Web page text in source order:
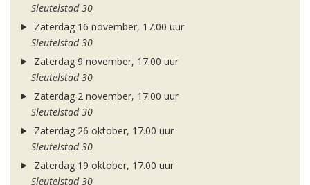
Sleutelstad 30
Zaterdag 16 november, 17.00 uur
Sleutelstad 30
Zaterdag 9 november, 17.00 uur
Sleutelstad 30
Zaterdag 2 november, 17.00 uur
Sleutelstad 30
Zaterdag 26 oktober, 17.00 uur
Sleutelstad 30
Zaterdag 19 oktober, 17.00 uur
Sleutelstad 30